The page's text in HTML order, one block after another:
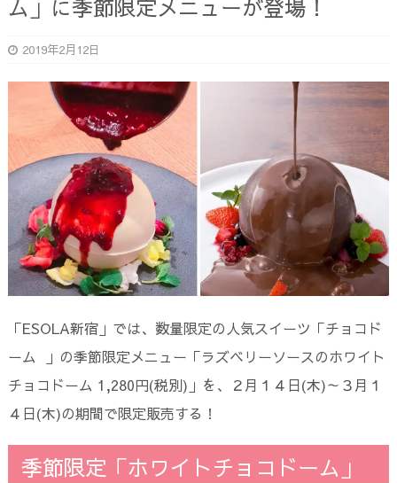
ム」に季節限定メニューが登場！
2019年2月12日
「ESOLA新宿」では、数量限定の人気スイーツ「チョコド
ーム 」の季節限定メニュー「ラズベリーソースのホワイト
チョコドーム 1,280円(税別)」を、２月１４日(木)～３月１
４日(木)の期間で限定販売する！
季節限定「ホワイトチョコドーム」